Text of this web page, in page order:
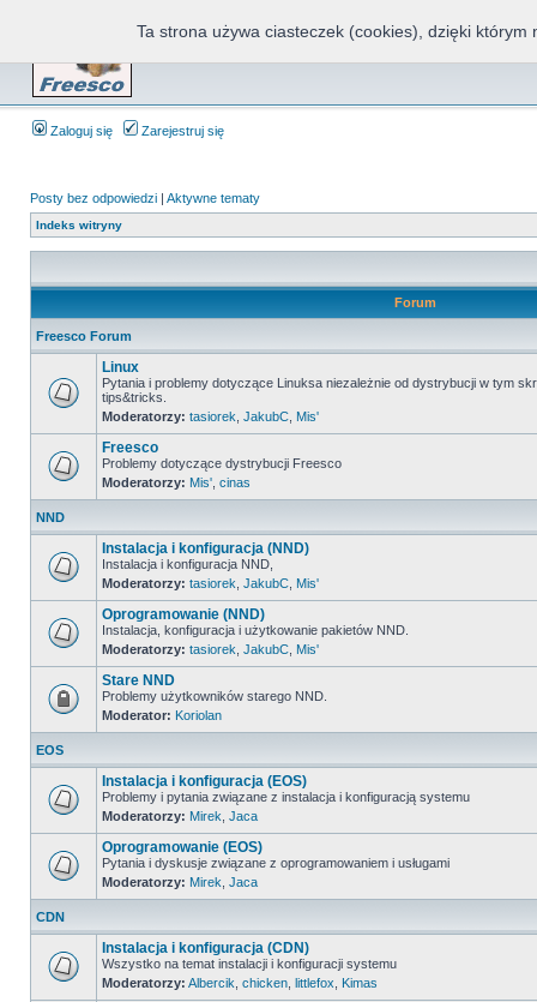
Zaloguj się Zarejestruj się
Posty bez odpowiedzi | Aktywne tematy
Indeks witryny
Forum
Freesco Forum
Linux
Pytania i problemy dotyczące Linuksa niezależnie od dystrybucji w tym
tips&tricks.
Moderatorzy: tasiorek JakubC Mis'
Freesco
Problemy dotyczące dystrybucji Freesco
Moderatorzy: Mis' cinas
NND
Instalacja i konfiguracja (NND)
Instalacja i konfiguracja NND,
Moderatorzy: tasiorek JakubC Mis'
Oprogramowanie (NND)
Instalacja, konfiguracja i użytkowanie pakietów NND.
Moderatorzy: tasiorek JakubC Mis'
Stare NND
Problemy użytkowników starego NND.
Moderator: Koriolan
EOS
Instalacja i konfiguracja (EOS)
Problemy i pytania związane z instalacja i konfiguracją systemu
Moderatorzy: Mirek Jaca
Oprogramowanie (EOS)
Pytania i dyskusje związane z oprogramowaniem i usługami
Moderatorzy: Mirek Jaca
CDN
Instalacja i konfiguracja (CDN)
Wszystko na temat instalacji i konfiguracji systemu
Moderatorzy: Albercik chicken littlefox Kimas
Ta strona używa ciasteczek (cookies), dzięki którym